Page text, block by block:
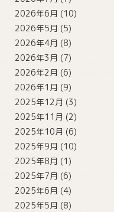
2026年6月 (10)
2026年5月 (5)
2026年4月 (8)
2026年3月 (7)
2026年2月 (6)
2026年1月 (9)
2025年12月 (3)
2025年11月 (2)
2025年10月 (6)
2025年9月 (10)
2025年8月 (1)
2025年7月 (6)
2025年6月 (4)
2025年5月 (8)